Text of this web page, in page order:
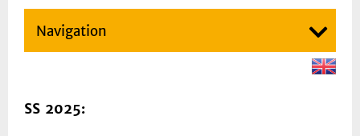
Navigation
SS 2025: